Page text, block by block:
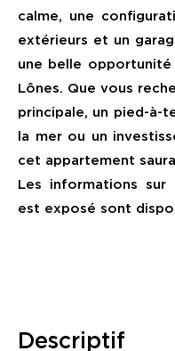
calme, une
extérieurs et un
une belle opportunité
Lônes. Que vous
principale, un pied-à-
la mer ou un
cet appartement
Les informations sur
est exposé sont
descriptif